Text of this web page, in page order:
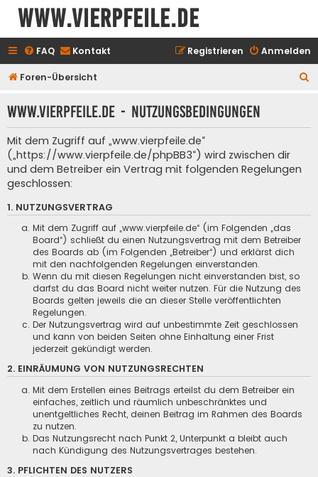
www.vierpfeile.de
FAQ Kontakt Anmelden
Registrieren
Foren-Übersicht
h
www.vierpfeile.de - Nutzungsbedingungen
Mit dem Zugriff auf „www.vierpfeile.de“
(„https://www.vierpfeile.de/phpBB3“) wird zwischen dir
und dem Betreiber ein Vertrag mit folgenden Regelungen
geschlossen:
1. NUTZUNGSVERTRAG
Mit dem Zugriff auf „www.vierpfeile.de“ (im Folgenden „das
Board“) schließt du einen Nutzungsvertrag mit dem Betreiber
des Boards ab (im Folgenden „Betreiber“) und erklärst dich
mit den nachfolgenden Regelungen einverstanden.
Wenn du mit diesen Regelungen nicht einverstanden bist, so
darfst du das Board nicht weiter nutzen. Für die Nutzung des
Boards gelten jeweils die an dieser Stelle veröffentlichten
Regelungen.
Der Nutzungsvertrag wird auf unbestimmte Zeit geschlossen
und kann von beiden Seiten ohne Einhaltung einer Frist
jederzeit gekündigt werden.
2. EINRÄUMUNG VON NUTZUNGSRECHTEN
Mit dem Erstellen eines Beitrags erteilst du dem Betreiber ein
einfaches, zeitlich und räumlich unbeschränktes und
unentgeltliches Recht, deinen Beitrag im Rahmen des Boards
zu nutzen.
Das Nutzungsrecht nach Punkt 2, Unterpunkt a bleibt auch
nach Kündigung des Nutzungsvertrages bestehen.
3. PFLICHTEN DES NUTZERS